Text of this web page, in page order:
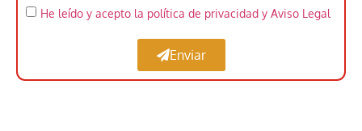
He leído y acepto la política de privacidad y Aviso Legal
Enviar